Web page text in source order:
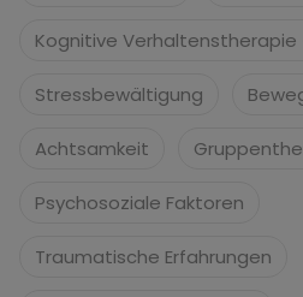
Kognitive Verhaltenstherapie
Stressbewältigung
Achtsamkeit
Psychosoziale Faktoren
Traumatische Erfahrungen